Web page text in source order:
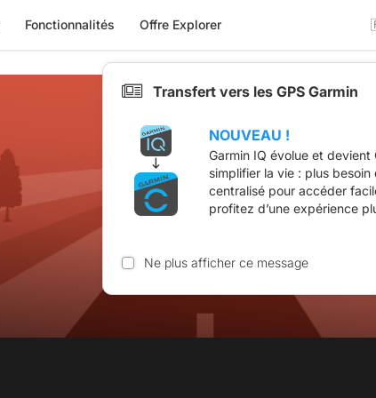
Fonctionnalités Offre Explorer
Transfert vers les GPS Garmin
NOUVEAU !
Garmin IQ évolue et
simplifier la vie : plus
centralisé pour accéder
profitez d’une expérience
Ne plus afficher ce message